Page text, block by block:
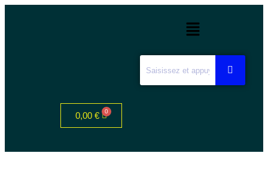
0,00 €